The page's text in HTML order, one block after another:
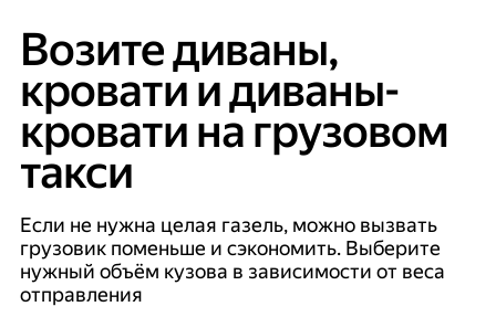
Возите диваны,
кровати и диваны-
кровати на грузовом
такси
Если не нужна целая газель, можно вызвать
грузовик поменьше и сэкономить. Выберите
нужный объём кузова в зависимости от веса
отправления